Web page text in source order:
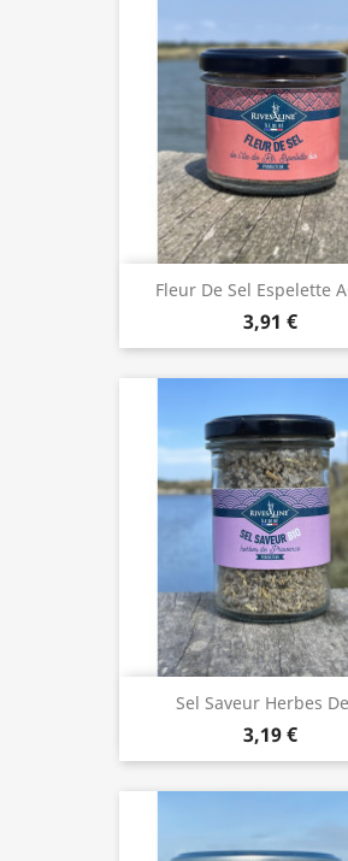
Fleur De Sel Espelette
3,91 €
Sel Saveur Herbes
3,19 €